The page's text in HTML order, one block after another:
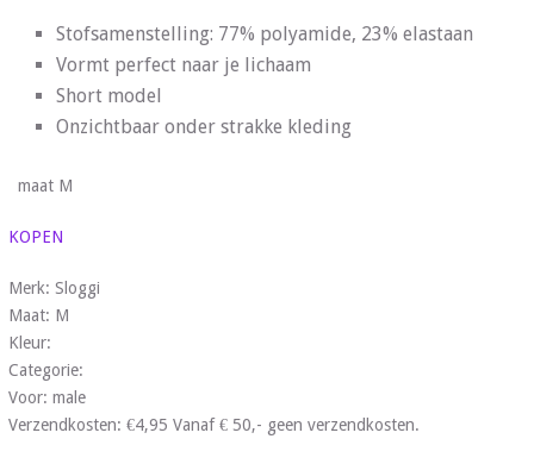
Stofsamenstelling: 77% polyamide, 23% elastaan
Vormt perfect naar je lichaam
Short model
Onzichtbaar onder strakke kleding
maat M
KOPEN
Merk: Sloggi
Maat: M
Kleur:
Categorie:
Voor: male
Verzendkosten: €4,95 Vanaf € 50,- geen verzendkosten.